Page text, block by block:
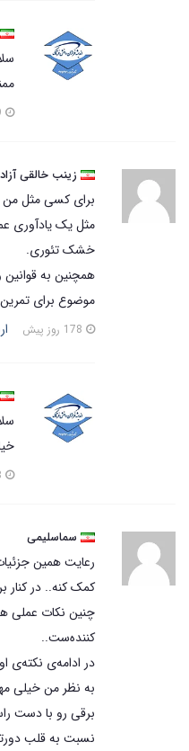
زینب خالقی آزاد
مثل یک یادآوری
خشک تئوری.
همچنین به قوانین
موضوع برای تمرین
سماسلیمی
رعایت همین
کمک کنه.. در کنار
چنین نکات عملی
کننده‌ست..
در ادامه‌ی نکته‌ی
به نظر من خیلی
برقی رو با دست
نسبت به قلب